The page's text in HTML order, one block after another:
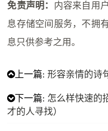
免责声明： 内容来自用
息存储空间服务，不拥
息只供参考之用。
上一篇:形容亲情的诗
下一篇: 怎么样快速的
才的人寻找）